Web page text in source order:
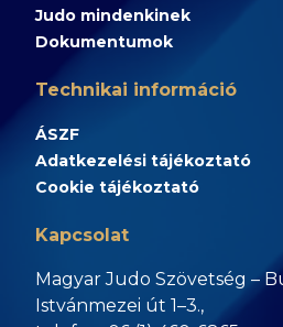
Judo mindenkinek
Dokumentumok
Technikai információ
ÁSZF
Adatkezelési tájékoztató
Cookie tájékoztató
Kapcsolat
Magyar Judo Szövetség –
Istvánmezei út 1–3.,